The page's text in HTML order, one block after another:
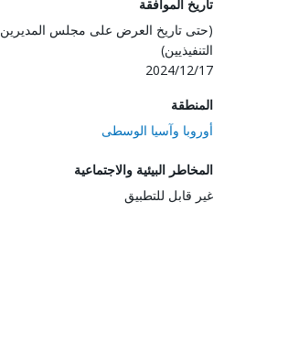
تاريخ الموافقة
(حتى تاريخ العرض على مجلس المديرين
التنفيذيين)
2024/12/17
المنطقة
أوروبا وآسيا الوسطى
المخاطر البيئية والاجتماعية
غير قابل للتطبيق